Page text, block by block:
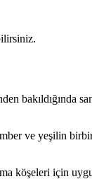
ve yeşilin
köşeleri için